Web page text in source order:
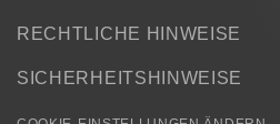
RECHTLICHE HINWEISE
SICHERHEITSHINWEISE